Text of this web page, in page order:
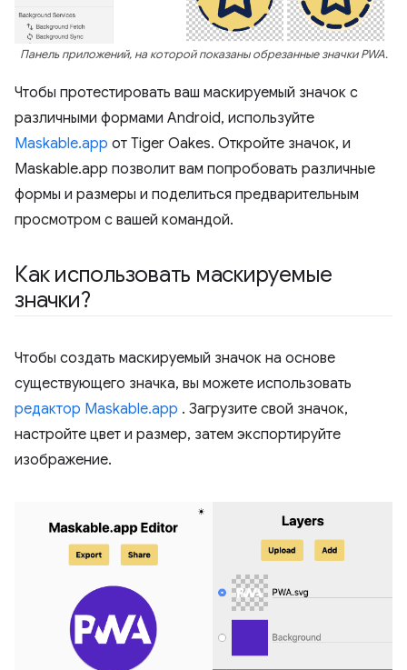
Панель приложений, на которой показаны обрезанные значки PWA.
Чтобы протестировать ваш маскируемый значок с
различными формами Android, используйте
Maskable.app от Tiger Oakes. Откройте значок, и
Maskable.app позволит вам попробовать различные
формы и размеры и поделиться предварительным
просмотром с вашей командой.
Как использовать маскируемые
значки?
Чтобы создать маскируемый значок на основе
существующего значка, вы можете использовать
редактор Maskable.app . Загрузите свой значок,
настройте цвет и размер, затем экспортируйте
изображение.